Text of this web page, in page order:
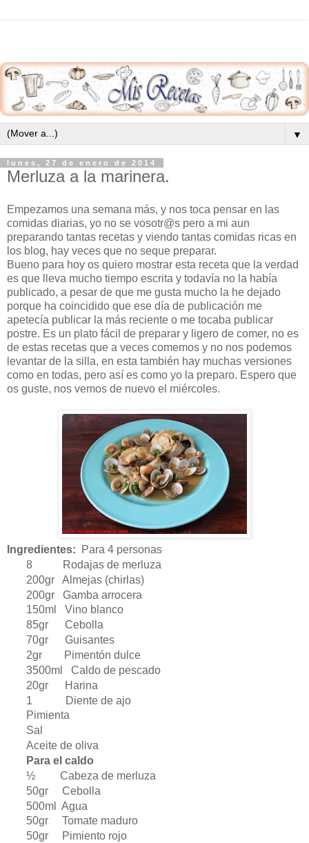
▼
lunes, 27 de enero de 2014
Merluza a la marinera.
Empezamos una semana más, y nos toca pensar en las
comidas diarias, yo no se vosotr@s pero a mi aun
preparando tantas recetas y viendo tantas comidas ricas en
los blog, hay veces que no seque preparar.
Bueno para hoy os quiero mostrar esta receta que la verdad
es que lleva mucho tiempo escrita y todavía no la había
publicado, a pesar de que me gusta mucho la he dejado
porque ha coincidido que ese día de publicación me
apetecía publicar la más reciente o me tocaba publicar
postre. Es un plato fácil de preparar y ligero de comer, no es
de estas recetas que a veces comemos y no nos podemos
levantar de la silla, en esta también hay muchas versiones
como en todas, pero así es como yo la preparo. Espero que
os guste, nos vemos de nuevo el miércoles.
Ingredientes:
Para 4 personas
8 Rodajas de merluza
200gr Almejas (chirlas)
200gr Gamba arrocera
150ml Vino blanco
85gr Cebolla
70gr Guisantes
2gr Pimentón dulce
3500ml Caldo de pescado
20gr Harina
1 Diente de ajo
Pimienta
Sal
Aceite de oliva
Para el caldo
½ Cabeza de merluza
50gr Cebolla
500ml Agua
50gr Tomate maduro
50gr Pimiento rojo